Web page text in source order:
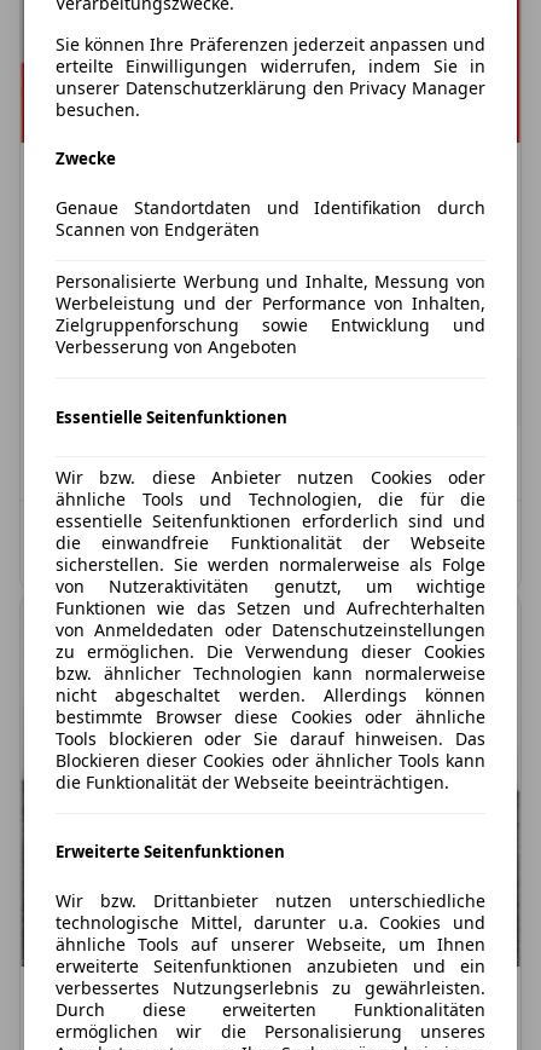
Toyota RAV 4
Treibstoff
Mild-/Vollhybrid (Benzin)
Leistung
194 PS
Zustand
Neu
48 Monate
|10.000 km / Jahr
Kombinierter Kraftstoffverbrauch: 5,3 l/100 km;
Kombinierte CO2-Emission: 121,0 g/km; CO2-Klasse: D
Nur Privatkunden
Sie können Ihre Präferenzen jederzeit anpassen und
erteilte Einwilligungen widerrufen, indem Sie in
unserer Datenschutzerklärung den Privacy Manager
besuchen.
Zwecke
Genaue Standortdaten und Identifikation durch
Scannen von Endgeräten
Personalisierte Werbung und Inhalte, Messung von
Werbeleistung und der Performance von Inhalten,
Zielgruppenforschung sowie Entwicklung und
Verbesserung von Angeboten
Essentielle Seitenfunktionen
Wir bzw. diese Anbieter nutzen Cookies oder
ähnliche Tools und Technologien, die für die
essentielle Seitenfunktionen erforderlich sind und
die einwandfreie Funktionalität der Webseite
sicherstellen. Sie werden normalerweise als Folge
von Nutzeraktivitäten genutzt, um wichtige
Funktionen wie das Setzen und Aufrechterhalten
von Anmeldedaten oder Datenschutzeinstellungen
zu ermöglichen. Die Verwendung dieser Cookies
bzw. ähnlicher Technologien kann normalerweise
nicht abgeschaltet werden. Allerdings können
bestimmte Browser diese Cookies oder ähnliche
Tools blockieren oder Sie darauf hinweisen. Das
Blockieren dieser Cookies oder ähnlicher Tools kann
die Funktionalität der Webseite beeinträchtigen.
Erweiterte Seitenfunktionen
Wir bzw. Drittanbieter nutzen unterschiedliche
technologische Mittel, darunter u.a. Cookies und
ähnliche Tools auf unserer Webseite, um Ihnen
erweiterte Seitenfunktionen anzubieten und ein
verbessertes Nutzungserlebnis zu gewährleisten.
Durch diese erweiterten Funktionalitäten
ermöglichen wir die Personalisierung unseres